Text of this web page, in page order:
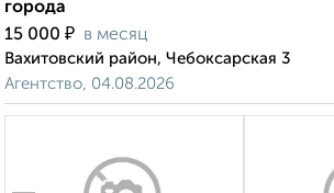
города
15 000 ₽ в месяц
Вахитовский район, Чебоксарская 3
Агентство, 04.08.2026